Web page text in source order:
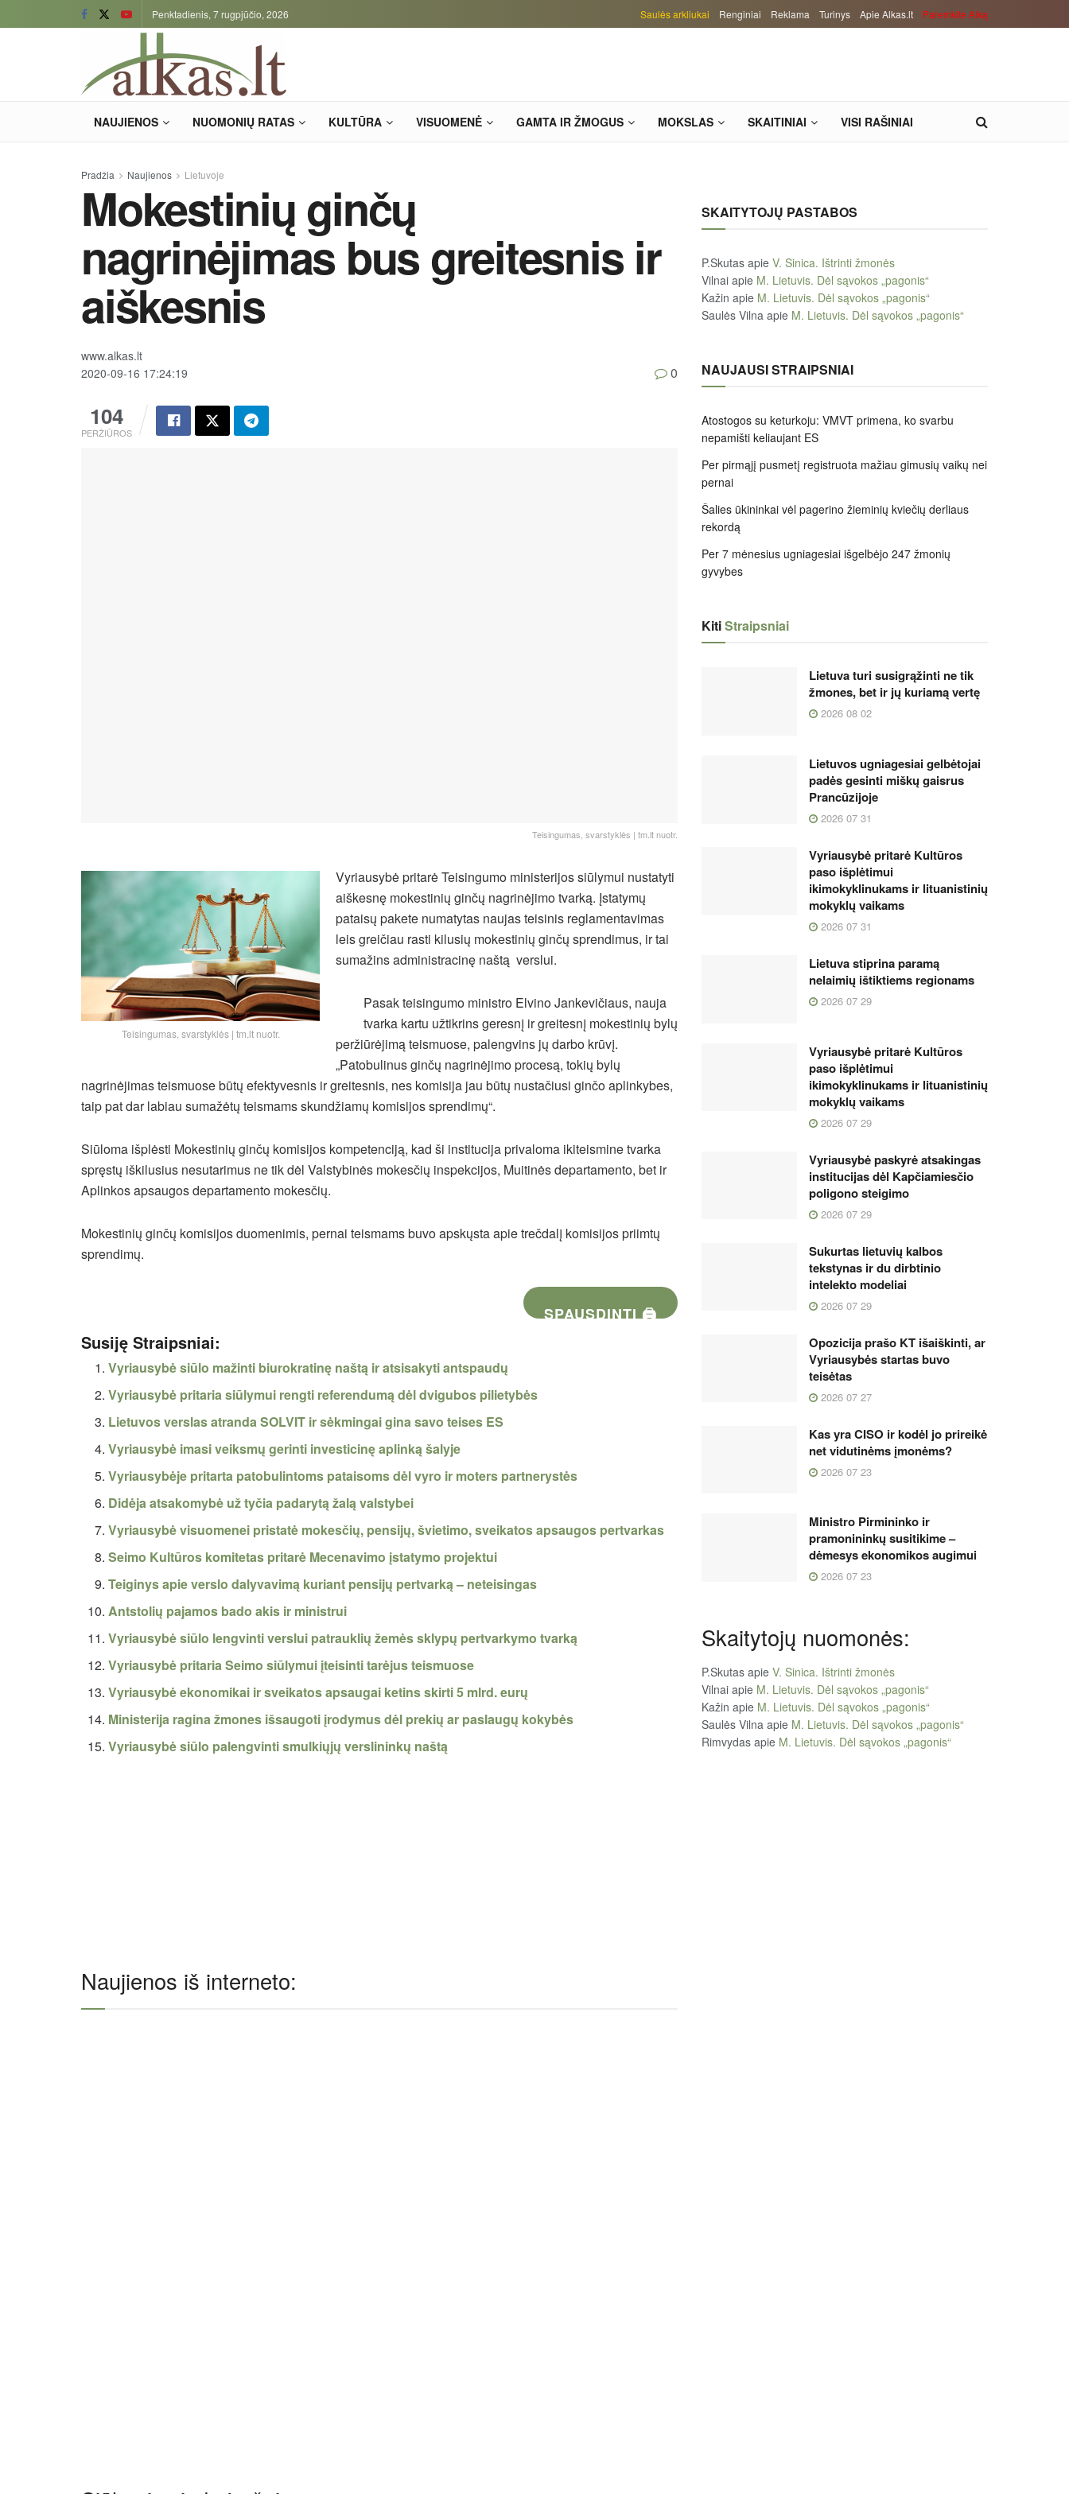
Penktadienis, 7 rugpjūčio, 2026 Saulės arkliukai Renginiai Reklama Turinys Apie Alkas.lt Paremkite Alką
NAUJIENOS NUOMONIŲ RATAS KULTŪRA VISUOMENĖ GAMTA IR ŽMOGUS MOKSLAS SKAITINIAI VISI RAŠINIAI
Pradžia Naujienos Lietuvoje
Mokestinių ginčų
nagrinėjimas bus greitesnis ir
aiškesnis
www.alkas.lt
2020-09-16 17:24:19
104
PERŽIŪROS
0
Teisingumas, svarstyklės | tm.lt nuotr.
Teisingumas, svarstyklės | tm.lt nuotr.
Vyriausybė pritarė Teisingumo ministerijos siūlymui nustatyti
aiškesnę mokestinių ginčų nagrinėjimo tvarką. Įstatymų
pataisų pakete numatytas naujas teisinis reglamentavimas
leis greičiau rasti kilusių mokestinių ginčų sprendimus, ir tai
sumažins administracinę naštą verslui.
Pasak teisingumo ministro Elvino Jankevičiaus, nauja
tvarka kartu užtikrins geresnį ir greitesnį mokestinių bylų
peržiūrėjimą teismuose, palengvins jų darbo krūvį.
„Patobulinus ginčų nagrinėjimo procesą, tokių bylų
nagrinėjimas teismuose būtų efektyvesnis ir greitesnis, nes komisija jau būtų nustačiusi ginčo aplinkybes,
taip pat dar labiau sumažėtų teismams skundžiamų komisijos sprendimų“.
Siūloma išplėsti Mokestinių ginčų komisijos kompetenciją, kad ši institucija privaloma ikiteismine tvarka
spręstų iškilusius nesutarimus ne tik dėl Valstybinės mokesčių inspekcijos, Muitinės departamento, bet ir
Aplinkos apsaugos departamento mokesčių.
Mokestinių ginčų komisijos duomenimis, pernai teismams buvo apskųsta apie trečdalį komisijos priimtų
sprendimų.
SPAUSDINTI 🖨
Susiję Straipsniai:
Vyriausybė siūlo mažinti biurokratinę naštą ir atsisakyti antspaudų
Vyriausybė pritaria siūlymui rengti referendumą dėl dvigubos pilietybės
Lietuvos verslas atranda SOLVIT ir sėkmingai gina savo teises ES
Vyriausybė imasi veiksmų gerinti investicinę aplinką šalyje
Vyriausybėje pritarta patobulintoms pataisoms dėl vyro ir moters partnerystės
Didėja atsakomybė už tyčia padarytą žalą valstybei
Vyriausybė visuomenei pristatė mokesčių, pensijų, švietimo, sveikatos apsaugos pertvarkas
Seimo Kultūros komitetas pritarė Mecenavimo įstatymo projektui
Teiginys apie verslo dalyvavimą kuriant pensijų pertvarką – neteisingas
Antstolių pajamos bado akis ir ministrui
Vyriausybė siūlo lengvinti verslui patrauklių žemės sklypų pertvarkymo tvarką
Vyriausybė pritaria Seimo siūlymui įteisinti tarėjus teismuose
Vyriausybė ekonomikai ir sveikatos apsaugai ketins skirti 5 mlrd. eurų
Ministerija ragina žmones išsaugoti įrodymus dėl prekių ar paslaugų kokybės
Vyriausybė siūlo palengvinti smulkiųjų verslininkų naštą
Naujienos iš interneto:
SKAITYTOJŲ PASTABOS
P.Skutas apie V. Sinica. Ištrinti žmonės
Vilnai apie M. Lietuvis. Dėl sąvokos „pagonis“
Kažin apie M. Lietuvis. Dėl sąvokos „pagonis“
Saulės Vilna apie M. Lietuvis. Dėl sąvokos „pagonis“
NAUJAUSI STRAIPSNIAI
Atostogos su keturkoju: VMVT primena, ko svarbu
nepamišti keliaujant ES
Per pirmąjį pusmetį registruota mažiau gimusių vaikų nei
pernai
Šalies ūkininkai vėl pagerino žieminių kviečių derliaus
rekordą
Per 7 mėnesius ugniagesiai išgelbėjo 247 žmonių
gyvybes
KitiStraipsniai
Lietuva turi susigrąžinti ne tik
žmones, bet ir jų kuriamą vertę
2026 08 02
Lietuvos ugniagesiai gelbėtojai
padės gesinti miškų gaisrus
Prancūzijoje
2026 07 31
Vyriausybė pritarė Kultūros
paso išplėtimui
ikimokyklinukams ir lituanistinių
mokyklų vaikams
2026 07 31
Lietuva stiprina paramą
nelaimių ištiktiems regionams
2026 07 29
Vyriausybė pritarė Kultūros
paso išplėtimui
ikimokyklinukams ir lituanistinių
mokyklų vaikams
2026 07 29
Vyriausybė paskyrė atsakingas
institucijas dėl Kapčiamiesčio
poligono steigimo
2026 07 29
Sukurtas lietuvių kalbos
tekstynas ir du dirbtinio
intelekto modeliai
2026 07 29
Opozicija prašo KT išaiškinti, ar
Vyriausybės startas buvo
teisėtas
2026 07 27
Kas yra CISO ir kodėl jo prireikė
net vidutinėms įmonėms?
2026 07 23
Ministro Pirmininko ir
pramonininkų susitikime –
dėmesys ekonomikos augimui
2026 07 23
Skaitytojų nuomonės:
P.Skutas apie V. Sinica. Ištrinti žmonės
Vilnai apie M. Lietuvis. Dėl sąvokos „pagonis“
Kažin apie M. Lietuvis. Dėl sąvokos „pagonis“
Saulės Vilna apie M. Lietuvis. Dėl sąvokos „pagonis“
Rimvydas apie M. Lietuvis. Dėl sąvokos „pagonis“